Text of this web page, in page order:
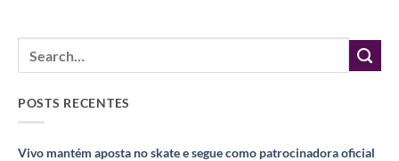
POSTS RECENTES
Vivo mantém aposta no skate e segue como patrocinadora oficial